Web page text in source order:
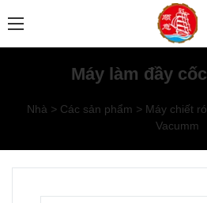
Máy làm đầy
Nhà > Các sản phẩm > Máy chiết
Vacumm